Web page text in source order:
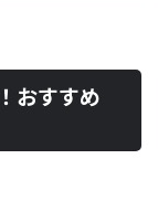
おすすめ